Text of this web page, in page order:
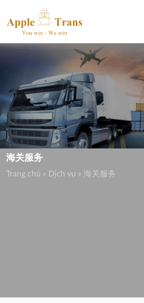
content
海关服务
Trang chủ » Dịch vụ » 海关服务